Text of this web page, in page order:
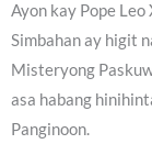
Ayon kay Pope
Simbahan ay higit
Misteryong
asa habang
Panginoon.